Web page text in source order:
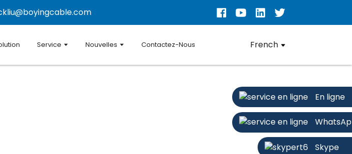
Service Nouvelles Contactez-Nous French
En ligne
Skype